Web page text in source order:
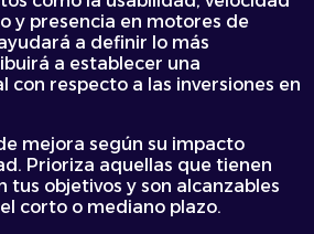
y presencia en motores de
a definir lo más
a establecer una
con respecto a las inversiones en
mejora según su impacto
Prioriza aquellas que tienen
tus objetivos y son alcanzables
corto o mediano plazo.